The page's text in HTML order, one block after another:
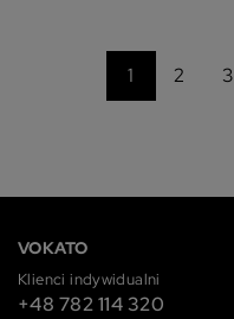
1 2 3
VOKATO
Klienci indywidualni
+48 782 114 320